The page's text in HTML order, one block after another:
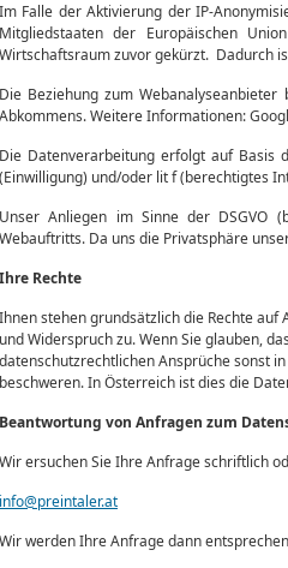
Im Falle der Aktivierung der IP-
Mitgliedstaaten der Europäischen
Wirtschaftsraum zuvor gekürzt. Dadurch
Die Beziehung zum
Abkommens. Weitere Informationen:
Die Datenverarbeitung erfolgt auf Basis
(Einwilligung) und/oder lit f (berechtigtes
Unser Anliegen im Sinne der DSGVO
Webauftritts. Da uns die Privatsphäre
Ihre Rechte
Ihnen stehen grundsätzlich die Rechte
und Widerspruch zu. Wenn Sie glauben,
datenschutzrechtlichen Ansprüche sonst
beschweren. In Österreich ist dies die
Beantwortung von Anfragen zum
Wir ersuchen Sie Ihre Anfrage schriftlich
info@preintaler.at
Wir werden Ihre Anfrage dann